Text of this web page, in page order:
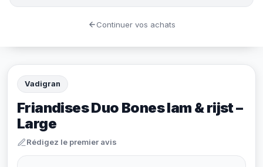
Vadigran
Friandises Duo Bones lam & rijst –
Large
Rédigez le premier avis
Continuer vos achats